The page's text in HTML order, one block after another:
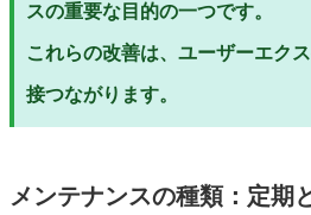
スの重要な目的の一つです。
これらの改善は、ユーザーエク
接つながります。
メンテナンスの種類：定期